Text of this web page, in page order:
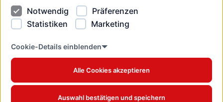
Notwendig
Präferenzen
Statistiken
Marketing
Cookie-Details einblenden
Alle Cookies akzeptieren
Auswahl bestätigen und speichern
Datenschutzhinweise
Barrierefreiheit
Cookie Erklärung
www.luebeck.de